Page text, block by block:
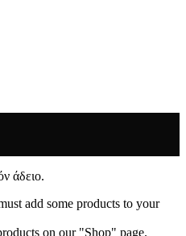
άδειο.
add some products to your
on our "Shop" page.